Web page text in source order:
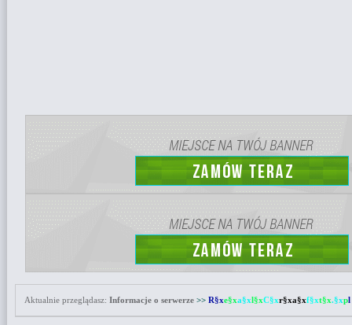
Aktualnie przeglądasz: Informacje o serwerze >> R§xe§xa§xl§xC§xr§xa§xf§xt§x.§xpl